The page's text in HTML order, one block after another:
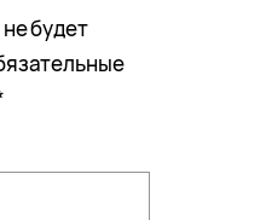
будет